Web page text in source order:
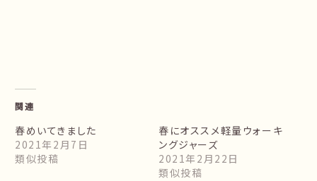
関連
春めいてきました
2021年2月7日
類似投稿
春にオススメ軽量ウォーキ
ングジャーズ
2021年2月22日
類似投稿